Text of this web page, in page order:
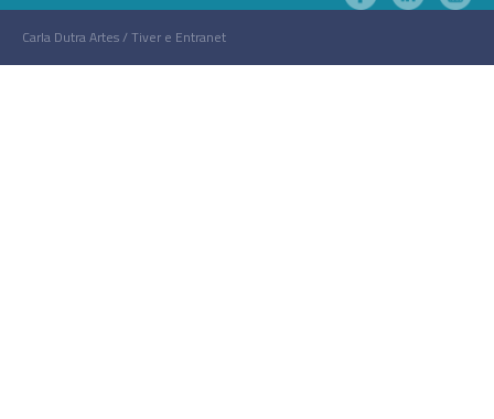
Carla Dutra Artes / Tiver e Entranet